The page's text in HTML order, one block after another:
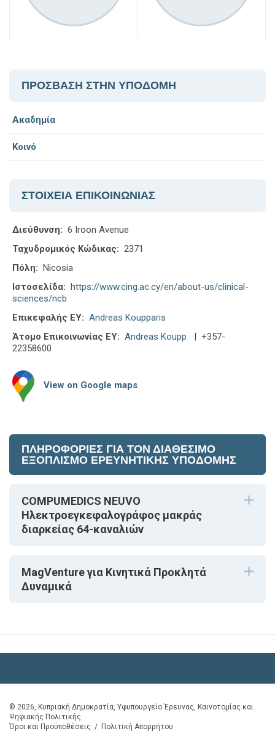
ΠΡΟΣΒΑΣΗ ΣΤΗΝ ΥΠΟΔΟΜΗ
Ακαδημία
Κοινό
ΣΤΟΙΧΕΙΑ ΕΠΙΚΟΙΝΩΝΙΑΣ
Διεύθυνση: 6 Iroon Avenue
Ταχυδρομικός Κώδικας: 2371
Πόλη: Nicosia
Ιστοσελίδα: https://www.cing.ac.cy/en/about-us/clinical-
sciences/ncb
Επικεφαλής ΕΥ: Andreas Koupparis
Άτομο Επικοινωνίας ΕΥ: Andreas Koupp | +357-
22358600
View on Google maps
ΠΛΗΡΟΦΟΡΙΕΣ ΓΙΑ ΤΟΝ ΔΙΑΘΕΣΙΜΟ
ΕΞΟΠΛΙΣΜΟ ΕΡΕΥΝΗΤΙΚΗΣ ΥΠΟΔΟΜΗΣ
COMPUMEDICS NEUVO
Ηλεκτροεγκεφαλογράφος μακράς
διαρκείας 64-καναλιών
MagVenture για Κινητικά Προκλητά
Δυναμικά
© 2026, Κυπριακή Δημοκρατία, Υφυπουργείο Έρευνας, Καινοτομίας και
Ψηφιακής Πολιτικής
Όροι και Προϋποθέσεις / Πολιτική Απορρήτου